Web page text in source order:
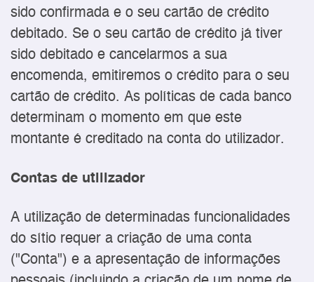
sido confirmada e o seu cartão de crédito
debitado. Se o seu cartão de crédito já tiver
sido debitado e cancelarmos a sua
encomenda, emitiremos o crédito para o seu
cartão de crédito. As políticas de cada banco
determinam o momento em que este
montante é creditado na conta do utilizador.
Contas de utilizador
A utilização de determinadas funcionalidades
do sítio requer a criação de uma conta
("Conta") e a apresentação de informações